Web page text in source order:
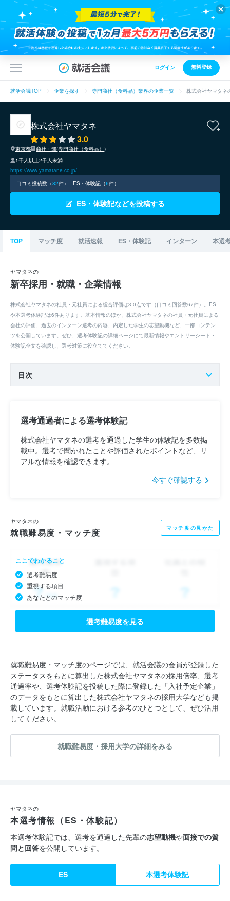
ログイン 無料登録
就活会議TOP 企業を探す 専門商社（食料品）業界の企業一覧 株式会社ヤマタネ
株式会社ヤマタネ
3.0
東京都
商社・卸(専門商社（食料品）)
1千人以上2千人未満
https://www.yamatane.co.jp/
口コミ投稿数（82件） ES・体験記（6件）
ES・体験記などを投稿する
TOP マッチ度 就活速報 ES・体験記 インターン 本選
ヤマタネの
新卒採用・就職・企業情報
株式会社ヤマタネの社員・元社員による総合評価は3.0点です（口コミ回答数67件）。ES
や本選考体験記は6件あります。基本情報のほか、株式会社ヤマタネの社員・元社員による
会社の評価、過去のインターン選考の内容、内定した学生の志望動機など、一部コンテン
ツを公開しています。ぜひ、選考体験記の詳細ページにて最新情報やエントリーシート・
体験記全文を確認し、選考対策に役立ててください。
目次
選考通過者による選考体験記
株式会社ヤマタネの選考を通過した学生の体験記を多数掲
載中。選考で聞かれたことや評価されたポイントなど、リ
アルな情報を確認できます。
今すぐ確認する
ヤマタネの
就職難易度・マッチ度 マッチ度の見かた
ここでわかること
選考難易度
重視する項目
あなたとのマッチ度
選考難易度を見る
就職難易度・マッチ度のページでは、就活会議の会員が登録した
ステータスをもとに算出した株式会社ヤマタネの採用倍率、選考
通過率や、選考体験記を投稿した際に登録した「入社予定企業」
のデータをもとに算出した株式会社ヤマタネの採用大学なども掲
載しています。就職活動における参考のひとつとして、ぜひ活用
してください。
就職難易度・採用大学の詳細をみる
ヤマタネの
本選考情報（ES・体験記）
本選考体験記では、選考を通過した先輩の志望動機や面接での質
問と回答を公開しています。
ES 本選考体験記